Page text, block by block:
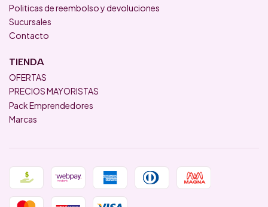
Politicas de reembolso y devoluciones
Sucursales
Contacto
TIENDA
OFERTAS
PRECIOS MAYORISTAS
Pack Emprendedores
Marcas